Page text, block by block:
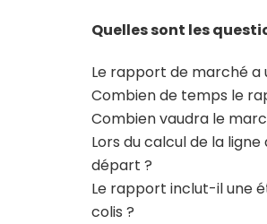
Quelles sont les
Le rapport de marché a
Combien de temps le
Combien vaudra le
Lors du calcul de la
départ ?
Le rapport inclut-il une
colis ?